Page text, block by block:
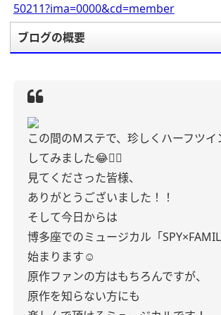
50211?ima=0000&cd=member
ブログの概要
この間のMステで、珍しくハーフツイ
してみました😂✌🏻
見てくださった皆様、
ありがとうございました！！
そして今日からは
博多座でのミュージカル「
始まります☺️
原作ファンの方はもちろんですが、
原作を知らない方にも